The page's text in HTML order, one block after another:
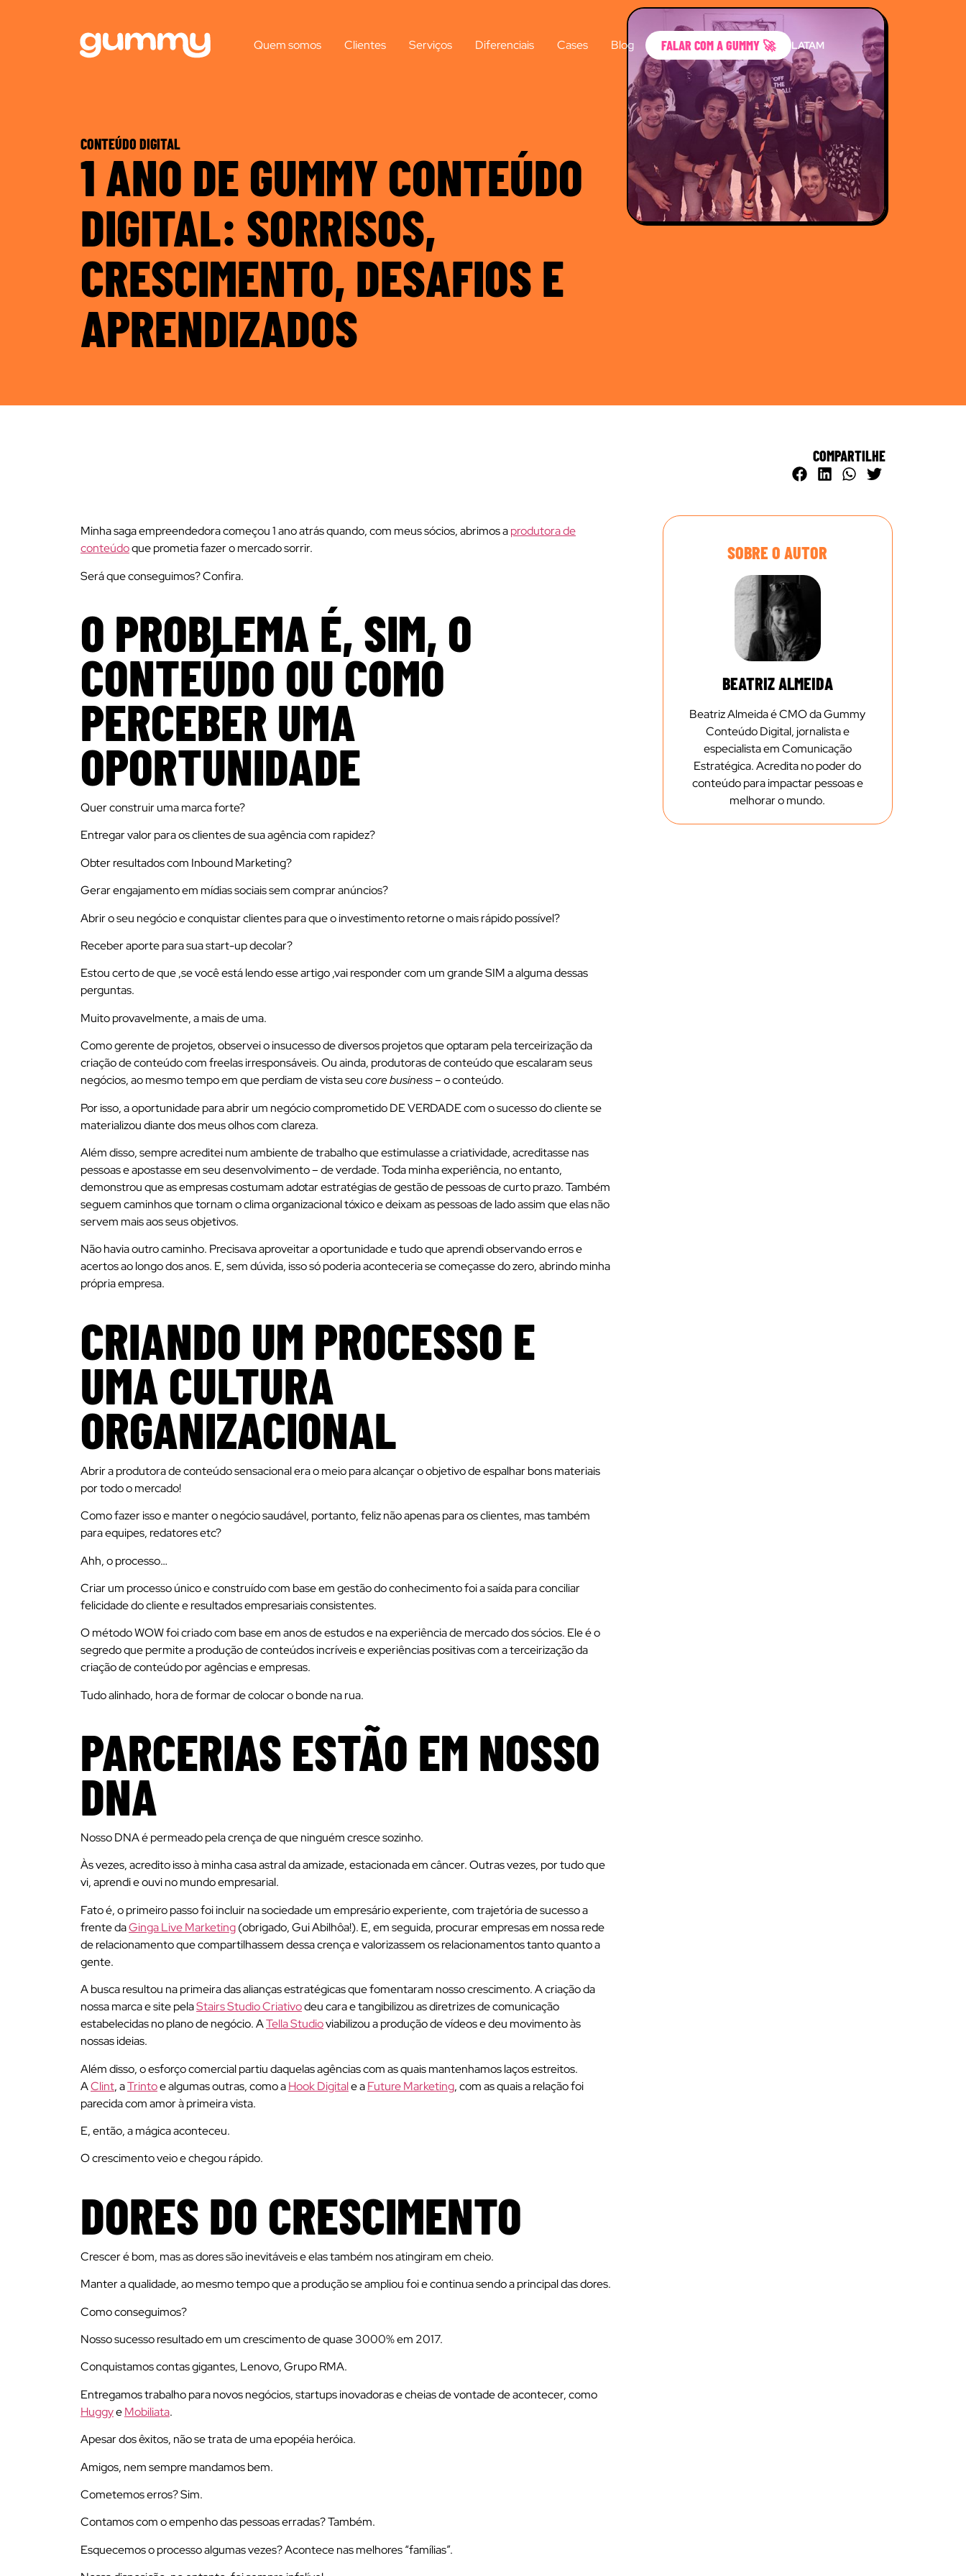
Quem somos Clientes Serviços Diferenciais Cases Blog FALAR COM A GUMMY 🚀 LATAM
CONTEÚDO DIGITAL
1 ANO DE GUMMY CONTEÚDO
DIGITAL: SORRISOS,
CRESCIMENTO, DESAFIOS E
APRENDIZADOS
COMPARTILHE
Minha saga empreendedora começou 1 ano atrás quando, com meus sócios, abrimos aprodutora de
conteúdoque prometia fazer o mercado sorrir.
Será que conseguimos? Confira.
O PROBLEMA É, SIM, O
CONTEÚDO OU COMO
PERCEBER UMA
OPORTUNIDADE
Quer construir uma marca forte?
Entregar valor para os clientes de sua agência com rapidez?
Obter resultados com Inbound Marketing?
Gerar engajamento em mídias sociais sem comprar anúncios?
Abrir o seu negócio e conquistar clientes para que o investimento retorne o mais rápido possível?
Receber aporte para sua start-up decolar?
Estou certo de que ,se você está lendo esse artigo ,vai responder com um grande SIM a alguma dessas
perguntas.
Muito provavelmente, a mais de uma.
Como gerente de projetos, observei o insucesso de diversos projetos que optaram pela terceirização da
criação de conteúdo com freelas irresponsáveis. Ou ainda, produtoras de conteúdo que escalaram seus
negócios, ao mesmo tempo em que perdiam de vista seucore business– o conteúdo.
Por isso, a oportunidade para abrir um negócio comprometido DE VERDADE com o sucesso do cliente se
materializou diante dos meus olhos com clareza.
Além disso, sempre acreditei num ambiente de trabalho que estimulasse a criatividade, acreditasse nas
pessoas e apostasse em seu desenvolvimento – de verdade. Toda minha experiência, no entanto,
demonstrou que as empresas costumam adotar estratégias de gestão de pessoas de curto prazo. Também
seguem caminhos que tornam o clima organizacional tóxico e deixam as pessoas de lado assim que elas não
servem mais aos seus objetivos.
Não havia outro caminho. Precisava aproveitar a oportunidade e tudo que aprendi observando erros e
acertos ao longo dos anos. E, sem dúvida, isso só poderia aconteceria se começasse do zero, abrindo minha
própria empresa.
CRIANDO UM PROCESSO E
UMA CULTURA
ORGANIZACIONAL
Abrir a produtora de conteúdo sensacional era o meio para alcançar o objetivo de espalhar bons materiais
por todo o mercado!
Como fazer isso e manter o negócio saudável, portanto, feliz não apenas para os clientes, mas também
para equipes, redatores etc?
Ahh, o processo…
Criar um processo único e construído com base em gestão do conhecimento foi a saída para conciliar
felicidade do cliente e resultados empresariais consistentes.
O método WOW foi criado com base em anos de estudos e na experiência de mercado dos sócios. Ele é o
segredo que permite a produção de conteúdos incríveis e experiências positivas com a terceirização da
criação de conteúdo por agências e empresas.
Tudo alinhado, hora de formar de colocar o bonde na rua.
PARCERIAS ESTÃO EM NOSSO
DNA
Nosso DNA é permeado pela crença de que ninguém cresce sozinho.
Às vezes, acredito isso à minha casa astral da amizade, estacionada em câncer. Outras vezes, por tudo que
vi, aprendi e ouvi no mundo empresarial.
Fato é, o primeiro passo foi incluir na sociedade um empresário experiente, com trajetória de sucesso a
frente daGinga Live Marketing(obrigado, Gui Abilhôa!). E, em seguida, procurar empresas em nossa rede
de relacionamento que compartilhassem dessa crença e valorizassem os relacionamentos tanto quanto a
gente.
A busca resultou na primeira das alianças estratégicas que fomentaram nosso crescimento. A criação da
nossa marca e site pelaStairs Studio Criativodeu cara e tangibilizou as diretrizes de comunicação
estabelecidas no plano de negócio. ATella Studioviabilizou a produção de vídeos e deu movimento às
nossas ideias.
Além disso, o esforço comercial partiu daquelas agências com as quais mantenhamos laços estreitos.
AClint, aTrintoe algumas outras, como aHook Digitale aFuture Marketing, com as quais a relação foi
parecida com amor à primeira vista.
E, então, a mágica aconteceu.
O crescimento veio e chegou rápido.
DORES DO CRESCIMENTO
Crescer é bom, mas as dores são inevitáveis e elas também nos atingiram em cheio.
Manter a qualidade, ao mesmo tempo que a produção se ampliou foi e continua sendo a principal das dores.
Como conseguimos?
Nosso sucesso resultado em um crescimento de quase 3000% em 2017.
Conquistamos contas gigantes, Lenovo, Grupo RMA.
Entregamos trabalho para novos negócios, startups inovadoras e cheias de vontade de acontecer, como
HuggyeMobiliata.
Apesar dos êxitos, não se trata de uma epopéia heróica.
Amigos, nem sempre mandamos bem.
Cometemos erros? Sim.
Contamos com o empenho das pessoas erradas? Também.
Esquecemos o processo algumas vezes? Acontece nas melhores “famílias”.
SOBRE O AUTOR
BEATRIZ ALMEIDA
Beatriz Almeida é CMO da Gummy
Conteúdo Digital, jornalista e
especialista em Comunicação
Estratégica. Acredita no poder do
conteúdo para impactar pessoas e
melhorar o mundo.